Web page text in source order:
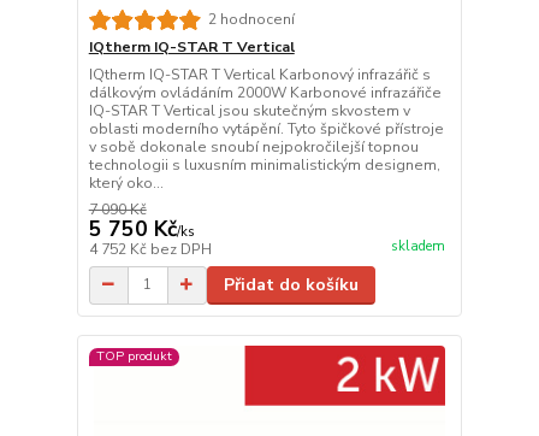
2 hodnocení
IQtherm IQ-STAR T Vertical
IQtherm IQ-STAR T Vertical Karbonový infrazářič s
dálkovým ovládáním 2000W Karbonové infrazářiče
IQ-STAR T Vertical jsou skutečným skvostem v
oblasti moderního vytápění. Tyto špičkové přístroje
v sobě dokonale snoubí nejpokročilejší topnou
technologii s luxusním minimalistickým designem,
který oko...
7 090 Kč
5 750 Kč/ks
4 752 Kč bez DPH skladem
Přidat do košíku
TOP produkt